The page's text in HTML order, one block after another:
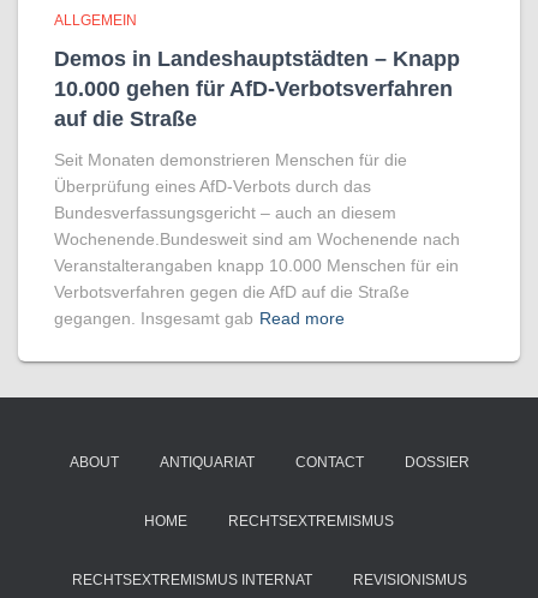
ALLGEMEIN
Demos in Landeshauptstädten – Knapp
10.000 gehen für AfD-Verbotsverfahren
auf die Straße
Seit Monaten demonstrieren Menschen für die
Überprüfung eines AfD-Verbots durch das
Bundesverfassungsgericht – auch an diesem
Wochenende.Bundesweit sind am Wochenende nach
Veranstalterangaben knapp 10.000 Menschen für ein
Verbotsverfahren gegen die AfD auf die Straße
gegangen. Insgesamt gab Read more
ABOUT ANTIQUARIAT CONTACT DOSSIER
HOME RECHTSEXTREMISMUS
RECHTSEXTREMISMUS INTERNAT REVISIONISMUS